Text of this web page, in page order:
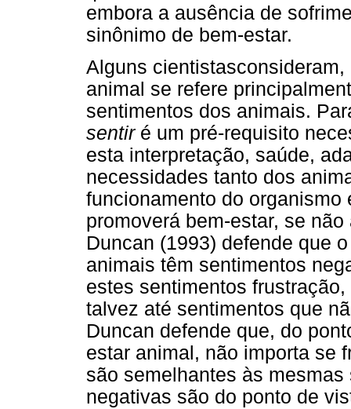
embora a ausência de
sinônimo de bem-estar.
Alguns
animal se refere
sentimentos dos animais.
sentiré um pré-requisito
esta interpretação, saúde,
necessidades tanto dos
funcionamento do
promoverá bem-estar, se
Duncan (1993) defende que
animais têm sentimentos
estes sentimentos
talvez até sentimentos que
Duncan defende que, do
estar animal, não importa se
são semelhantes às
negativas são do ponto de